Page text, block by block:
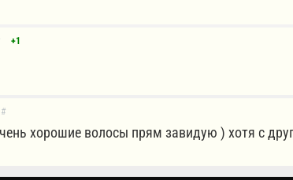
+1
#
хорошие волосы прям завидую ) хотя с